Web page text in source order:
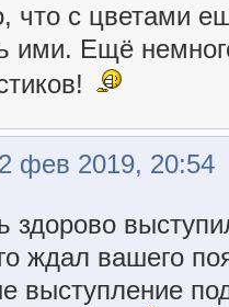
что с цветами
ими. Ещё
фев 2019, 20:54
ждал вашего
выступление